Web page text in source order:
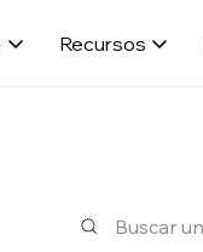
Recursos